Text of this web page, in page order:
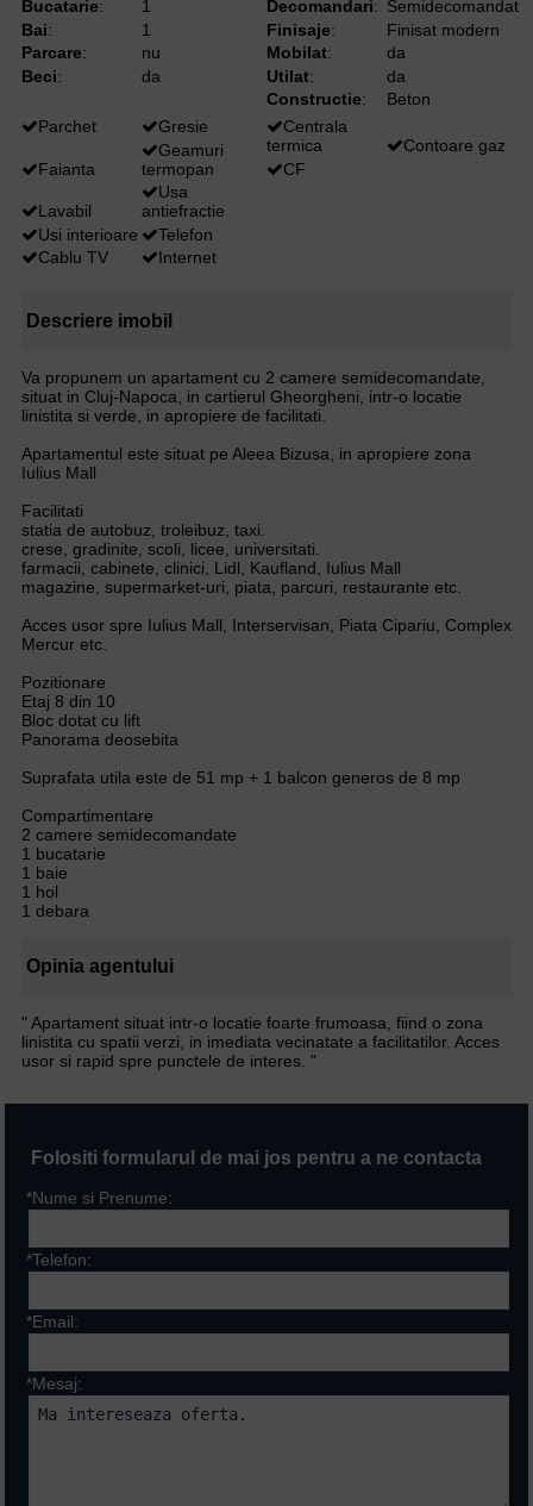
Bucatarie:
1
Bai:
1
Parcare:
nu
Beci: da
Decomandari: Semidecomandat
Finisaje:
Finisat modern
Mobilat:
da
Utilat:
da
Constructie:
Beton
Parchet
Gresie
Faianta
Geamuri
termopan
Lavabil
Usa
antiefractie
Usi interioare
Telefon
Cablu TV
Internet
Centrala
termica
Contoare gaz
CF
Descriere imobil
Va propunem un apartament cu 2 camere semidecomandate,
situat in Cluj-Napoca, in cartierul Gheorgheni, intr-o locatie
linistita si verde, in apropiere de facilitati.
Apartamentul este situat pe Aleea Bizusa, in apropiere zona
Iulius Mall
Facilitati
statia de autobuz, troleibuz, taxi.
crese, gradinite, scoli, licee, universitati.
farmacii, cabinete, clinici, Lidl, Kaufland, Iulius Mall
magazine, supermarket-uri, piata, parcuri, restaurante etc.
Acces usor spre Iulius Mall, Interservisan, Piata Cipariu, Complex
Mercur etc.
Pozitionare
Etaj 8 din 10
Bloc dotat cu lift
Panorama deosebita
Suprafata utila este de 51 mp + 1 balcon generos de 8 mp
Compartimentare
2 camere semidecomandate
1 bucatarie
1 baie
1 hol
1 debara
Opinia agentului
" Apartament situat intr-o locatie foarte frumoasa, fiind o zona
linistita cu spatii verzi, in imediata vecinatate a facilitatilor. Acces
usor si rapid spre punctele de interes. "
Folositi formularul de mai jos pentru a ne contacta
*Nume si Prenume:
*Telefon:
*Email:
*Mesaj: